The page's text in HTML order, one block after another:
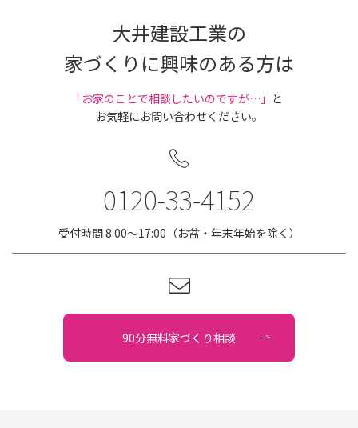
大井建設工業の
家づくりに興味のある方は
｢お家のことで相談したいのですが…」 と
お気軽にお問い合わせください。
0120-33-4152
受付時間 8:00〜17:00（お盆・年末年始を除く）
90分無料家づくり相談